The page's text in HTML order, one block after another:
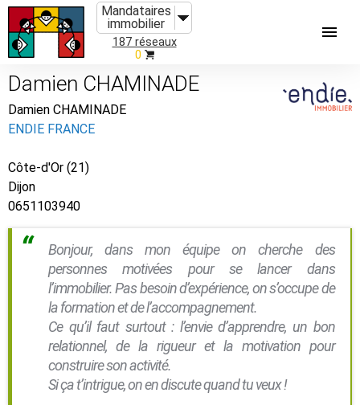
Mandataires
immobilier
187 réseaux
0
Damien CHAMINADE
Damien CHAMINADE
ENDIE FRANCE
Côte-d'Or (21)
Dijon
0651103940
Bonjour, dans mon équipe on cherche des
personnes motivées pour se lancer dans
l’immobilier. Pas besoin d’expérience, on s’occupe de
la formation et de l’accompagnement.
Ce qu’il faut surtout : l’envie d’apprendre, un bon
relationnel, de la rigueur et la motivation pour
construire son activité.
Si ça t’intrigue, on en discute quand tu veux !